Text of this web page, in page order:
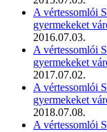
A vértessomlói
gyermekeket
2016.07.03.
A vértessomlói
gyermekeket
2017.07.02.
A vértessomlói
gyermekeket
2018.07.08.
A vértessomlói